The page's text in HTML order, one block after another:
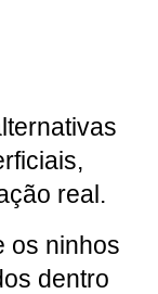
real.
os ninhos
dentro